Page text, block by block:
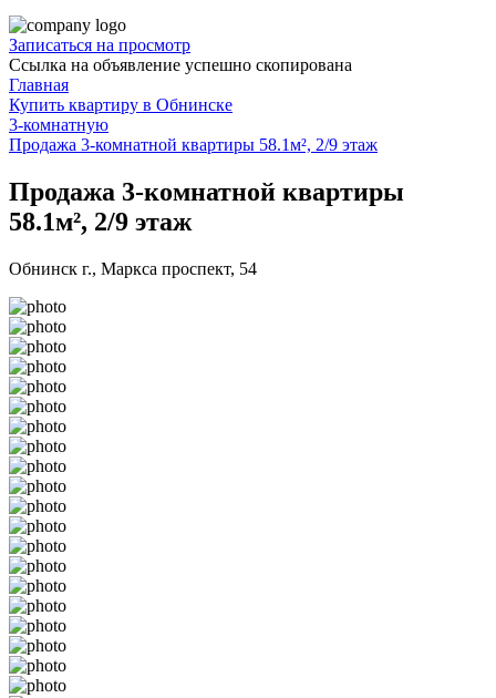
Записаться на просмотр
Ссылка на объявление успешно скопирована
Главная
Купить квартиру в Обнинске
3-комнатную
Продажа 3-комнатной квартиры 58.1м², 2/9 этаж
Продажа 3-комнатной квартиры
58.1м², 2/9 этаж
Обнинск г., Маркса проспект, 54